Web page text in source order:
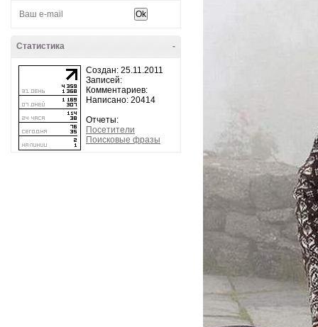
-
Статистика
Создан: 25.11.2011
Записей:
Комментариев:
Написано: 20414
Отчеты:
Посетители
Поисковые фразы